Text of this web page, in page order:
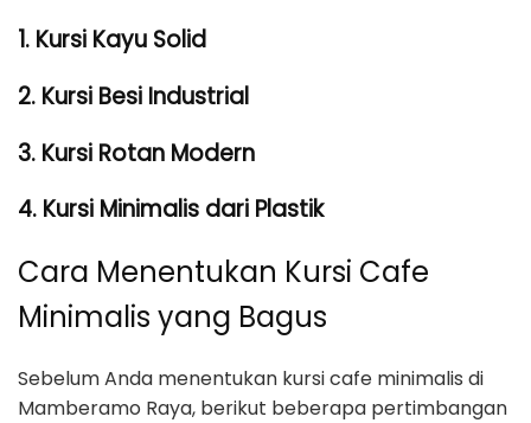
1. Kursi Kayu Solid
2. Kursi Besi Industrial
3. Kursi Rotan Modern
4. Kursi Minimalis dari Plastik
Cara Menentukan Kursi Cafe
Minimalis yang Bagus
Sebelum Anda menentukan kursi cafe minimalis di
Mamberamo Raya, berikut beberapa pertimbangan